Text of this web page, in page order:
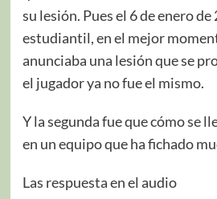
su lesión. Pues el 6 de enero
estudiantil, en el mejor
anunciaba una lesión que se
el jugador ya no fue el mismo.
Y la segunda fue que cómo se
en un equipo que ha fichado
Las respuesta en el audio